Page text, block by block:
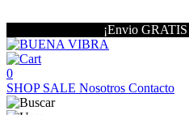
¡Envio
0
SHOP SALE Nosotros Contacto